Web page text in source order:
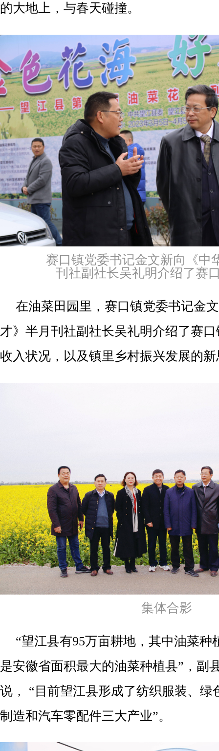
的大地上，与春天碰撞。
赛口镇党委书记金文新向《中
刊社副社长吴礼明介绍了赛
在油菜田园里，赛口镇党委书记金
才》半月刊社副社长吴礼明介绍了赛
收入状况，以及镇里乡村振兴发展的
集体合影
“望江县有95万亩耕地，其中油菜种
是安徽省面积最大的油菜种植县”，副
说， “目前望江县形成了纺织服装、绿
制造和汽车零配件三大产业”。